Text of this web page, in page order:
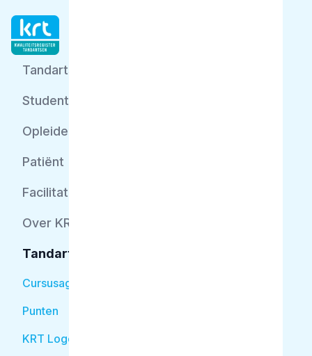
Tandarts
Student
Opleider
Patiënt
Facilitator
Over KRT
Tandarts
Cursusagenda
Punten
KRT Logo